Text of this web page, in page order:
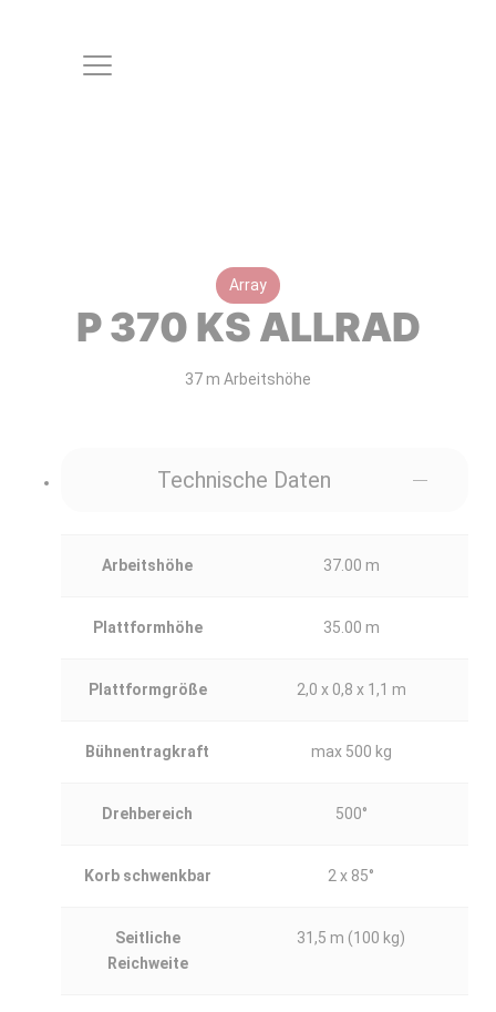
Array
P 370 KS ALLRAD
37 m Arbeitshöhe
Technische Daten
Arbeitshöhe 37.00 m
Plattformhöhe 35.00 m
Plattformgröße 2,0 x 0,8 x 1,1 m
Bühnentragkraft max 500 kg
Drehbereich 500°
Korb schwenkbar 2 x 85°
Seitliche
Reichweite
31,5 m (100 kg)